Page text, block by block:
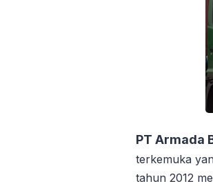
PT Armada
terkemuka
tahun 2012